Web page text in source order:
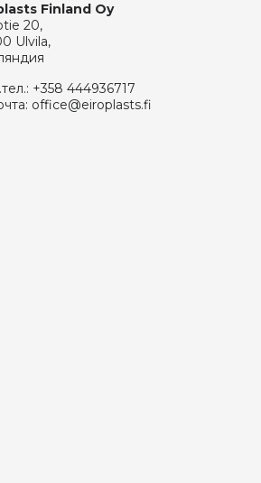
Finland Oy
20,
Ulvila,
+358 444936717
office@eiroplasts.fi